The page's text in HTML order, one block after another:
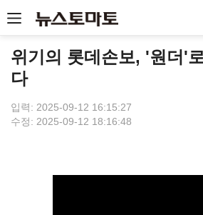
위기의 롯데손보, '원더'
다
입력: 2025-09-12 16:15:27
수정: 2025-09-12 18:16:48